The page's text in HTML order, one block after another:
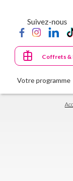
principal
Suivez-nous
Coffrets &
Votre programme
Fil